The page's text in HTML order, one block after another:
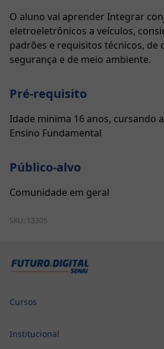
O aluno vai aprender Integrar
eletroeletrônicos a veículos,
padrões e requisitos técnicos, de
segurança e de meio ambiente.
Pré-requisito
Idade minima 16 anos, cursando
Ensino Fundamental
Público-alvo
Comunidade em geral
SKU: 13305
Cursos
Cursos Profissionalizantes
Institucional